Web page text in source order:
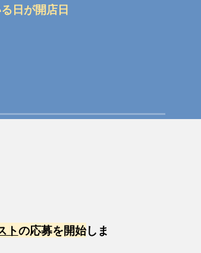
日が開店日
トの応募を開始しま